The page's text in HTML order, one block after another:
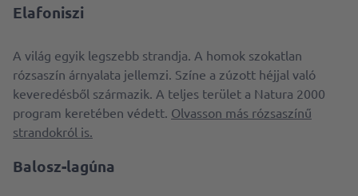
Elafoniszi
A világ egyik legszebb strandja. A homok szokatlan
rózsaszín árnyalata jellemzi. Színe a zúzott héjjal való
keveredésből származik. A teljes terület a Natura 2000
program keretében védett. Olvasson más rózsaszínű
strandokról is.
Balosz-lagúna